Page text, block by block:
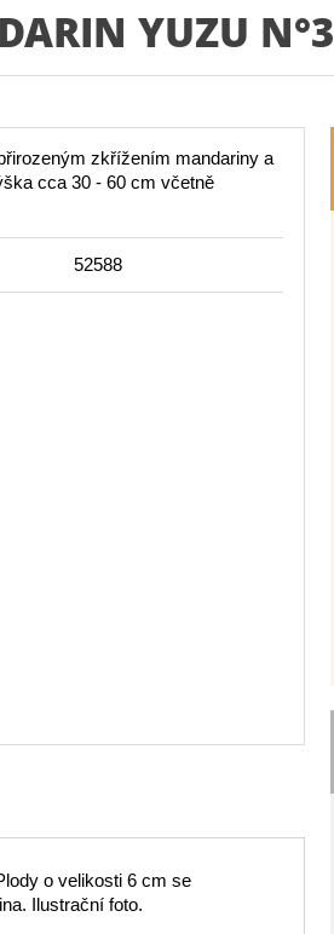
YUZU N°3
zkřížením mandariny a
cca 30 - 60 cm včetně
52588
o velikosti 6 cm se
Ilustrační foto.